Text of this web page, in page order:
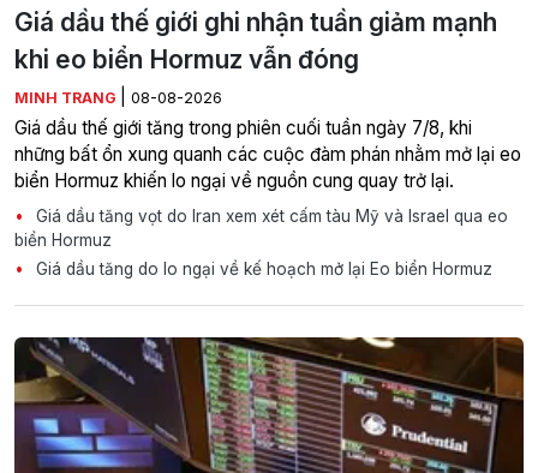
Giá dầu thế giới ghi nhận tuần giảm mạnh
khi eo biển Hormuz vẫn đóng
MINH TRANG 08-08-2026
Giá dầu thế giới tăng trong phiên cuối tuần ngày 7/8, khi
những bất ổn xung quanh các cuộc đàm phán nhằm mở lại eo
biển Hormuz khiến lo ngại về nguồn cung quay trở lại.
Giá dầu tăng vọt do Iran xem xét cấm tàu Mỹ và Israel qua eo
biển Hormuz
Giá dầu tăng do lo ngại về kế hoạch mở lại Eo biển Hormuz